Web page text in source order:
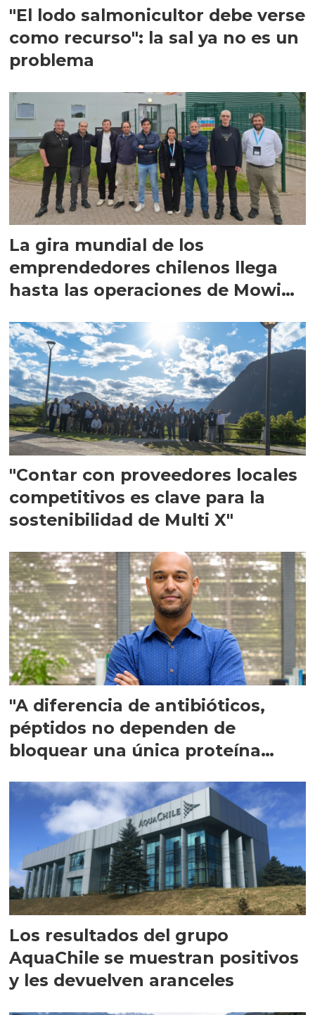
"El lodo salmonicultor debe verse
como recurso": la sal ya no es un
problema
La gira mundial de los
emprendedores chilenos llega
hasta las operaciones de Mowi
"Contar con proveedores locales
competitivos es clave para la
sostenibilidad de Multi X"
"A diferencia de antibióticos,
péptidos no dependen de
bloquear una única proteína
Los resultados del grupo
AquaChile se muestran positivos
y les devuelven aranceles